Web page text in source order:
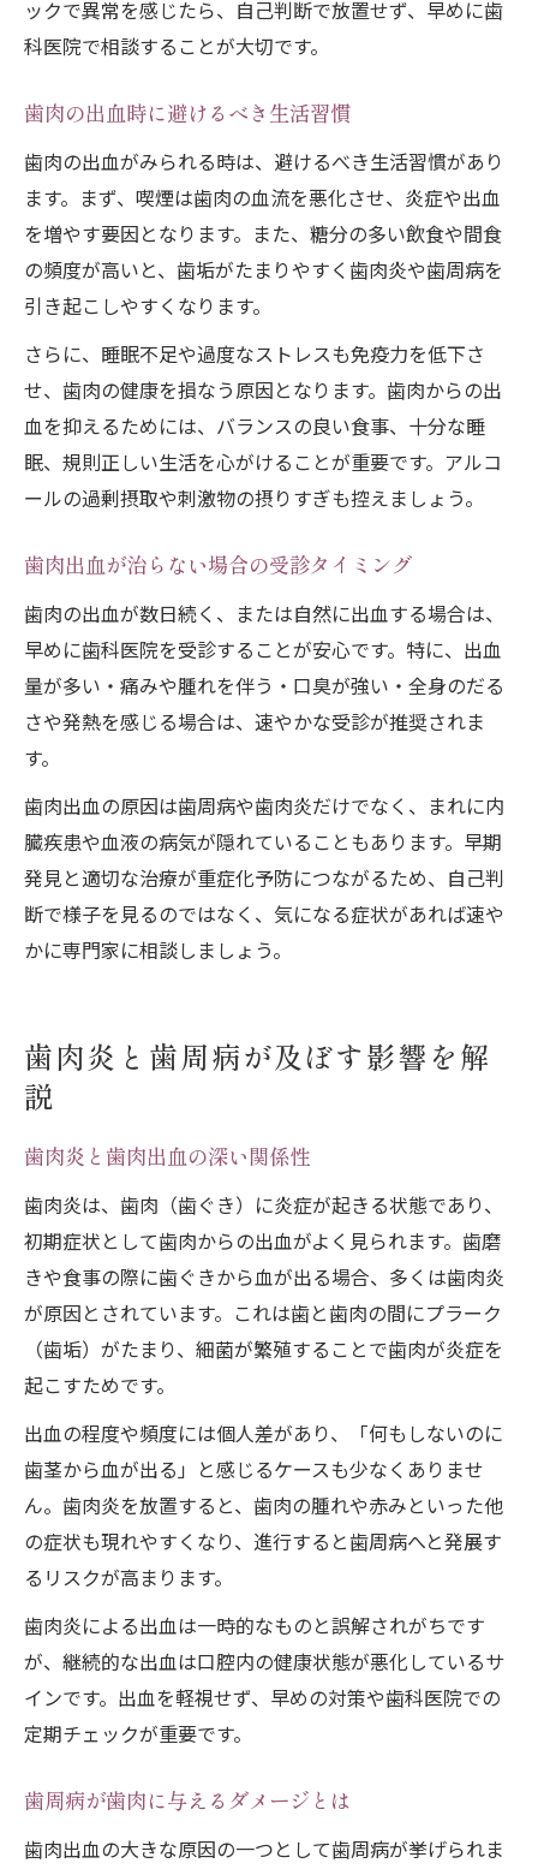
ックで異常を感じたら、自己判断で放置せず、早めに歯
科医院で相談することが大切です。
歯肉の出血時に避けるべき生活習慣
歯肉の出血がみられる時は、避けるべき生活習慣があり
ます。まず、喫煙は歯肉の血流を悪化させ、炎症や出血
を増やす要因となります。また、糖分の多い飲食や間食
の頻度が高いと、歯垢がたまりやすく歯肉炎や歯周病を
引き起こしやすくなります。
さらに、睡眠不足や過度なストレスも免疫力を低下さ
せ、歯肉の健康を損なう原因となります。歯肉からの出
血を抑えるためには、バランスの良い食事、十分な睡
眠、規則正しい生活を心がけることが重要です。アルコ
ールの過剰摂取や刺激物の摂りすぎも控えましょう。
歯肉出血が治らない場合の受診タイミング
歯肉の出血が数日続く、または自然に出血する場合は、
早めに歯科医院を受診することが安心です。特に、出血
量が多い・痛みや腫れを伴う・口臭が強い・全身のだる
さや発熱を感じる場合は、速やかな受診が推奨されま
す。
歯肉出血の原因は歯周病や歯肉炎だけでなく、まれに内
臓疾患や血液の病気が隠れていることもあります。早期
発見と適切な治療が重症化予防につながるため、自己判
断で様子を見るのではなく、気になる症状があれば速や
かに専門家に相談しましょう。
歯肉炎と歯周病が及ぼす影響を解
説
歯肉炎と歯肉出血の深い関係性
歯肉炎は、歯肉（歯ぐき）に炎症が起きる状態であり、
初期症状として歯肉からの出血がよく見られます。歯磨
きや食事の際に歯ぐきから血が出る場合、多くは歯肉炎
が原因とされています。これは歯と歯肉の間にプラーク
（歯垢）がたまり、細菌が繁殖することで歯肉が炎症を
起こすためです。
出血の程度や頻度には個人差があり、「何もしないのに
歯茎から血が出る」と感じるケースも少なくありませ
ん。歯肉炎を放置すると、歯肉の腫れや赤みといった他
の症状も現れやすくなり、進行すると歯周病へと発展す
るリスクが高まります。
歯肉炎による出血は一時的なものと誤解されがちです
が、継続的な出血は口腔内の健康状態が悪化しているサ
インです。出血を軽視せず、早めの対策や歯科医院での
定期チェックが重要です。
歯周病が歯肉に与えるダメージとは
歯肉出血の大きな原因の一つとして歯周病が挙げられま